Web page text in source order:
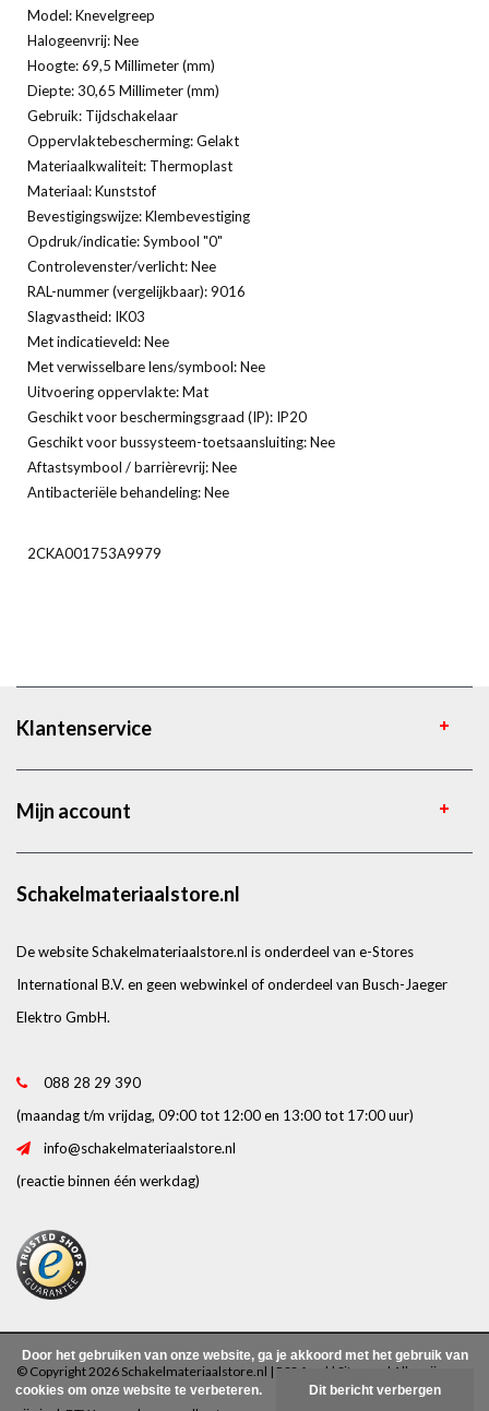
Model: Knevelgreep
Halogeenvrij: Nee
Hoogte: 69,5 Millimeter (mm)
Diepte: 30,65 Millimeter (mm)
Gebruik: Tijdschakelaar
Oppervlaktebescherming: Gelakt
Materiaalkwaliteit: Thermoplast
Materiaal: Kunststof
Bevestigingswijze: Klembevestiging
Opdruk/indicatie: Symbool "0"
Controlevenster/verlicht: Nee
RAL-nummer (vergelijkbaar): 9016
Slagvastheid: IK03
Met indicatieveld: Nee
Met verwisselbare lens/symbool: Nee
Uitvoering oppervlakte: Mat
Geschikt voor beschermingsgraad (IP): IP20
Geschikt voor bussysteem-toetsaansluiting: Nee
Aftastsymbool / barrièrevrij: Nee
Antibacteriële behandeling: Nee
2CKA001753A9979
Klantenservice
Mijn account
Schakelmateriaalstore.nl
De website Schakelmateriaalstore.nl is onderdeel van e-Stores
International B.V. en geen webwinkel of onderdeel van Busch-Jaeger
Elektro GmbH.
088 28 29 390
(maandag t/m vrijdag, 09:00 tot 12:00 en 13:00 tot 17:00 uur)
info@schakelmateriaalstore.nl
(reactie binnen één werkdag)
© Copyright 2026 Schakelmateriaalstore.nl | RSS-feed | Sitemap | Alle prijzen
Door het gebruiken van onze website, ga je akkoord met het gebruik van
cookies om onze website te verbeteren. Dit bericht verbergen